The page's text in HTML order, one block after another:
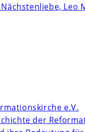
Leo
e.V.
der